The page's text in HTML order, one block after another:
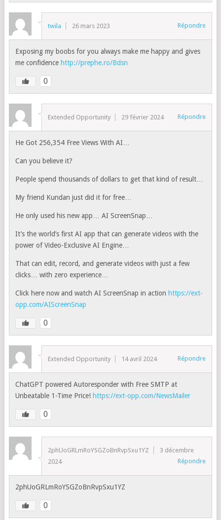
twila 26 mars 2023 Répondre
Exposing my boobs for you always make me happy and gives
me confidence http://prephe.ro/Bdsn
0
Extended Opportunity 29 février 2024 Répondre
He Got 256,354 Free Views With AI…
Can you believe it?
People spend thousands of dollars to get that kind of result…
My friend Kundan just did it for free…
He only used his new app… AI ScreenSnap…
It’s the world’s first AI app that can generate videos with the
power of Video-Exclusive AI Engine…
That can edit, record, and generate videos with just a few
clicks… with zero experience…
Click here now and watch AI ScreenSnap in action https://ext-
opp.com/AIScreenSnap
0
Extended Opportunity 14 avril 2024 Répondre
ChatGPT powered Autoresponder with Free SMTP at
Unbeatable 1-Time Price! https://ext-opp.com/NewsMailer
0
2phUoGRLmRoYSGZoBnRvpSxu1YZ
3 décembre
2024
Répondre
2phUoGRLmRoYSGZoBnRvpSxu1YZ
0